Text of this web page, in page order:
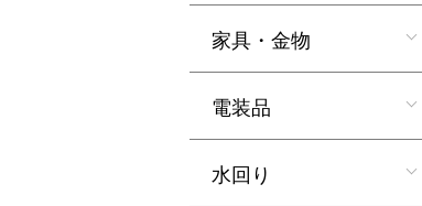
家具・金物
電装品
水回り